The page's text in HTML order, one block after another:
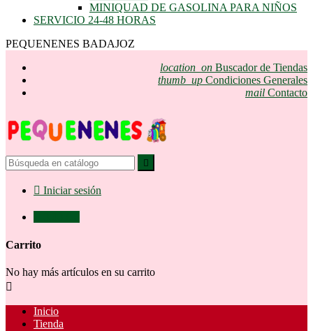
MINIQUAD DE GASOLINA PARA NIÑOS
SERVICIO 24-48 HORAS
PEQUENENES BADAJOZ
location_on Buscador de Tiendas
thumb_up Condiciones Generales
mail Contacto

 Iniciar sesión
Carrito
No hay más artículos en su carrito

Inicio
Tienda